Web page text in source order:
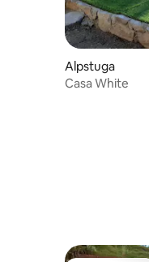
Alpstuga
Casa White